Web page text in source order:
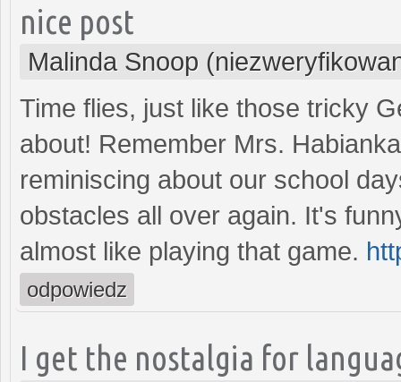
nice post
Malinda Snoop
Time flies, just like those tricky
about! Remember Mrs.
reminiscing about our school
obstacles all over again. It's
almost like playing that game.
odpowiedz
I get the nostalgia for